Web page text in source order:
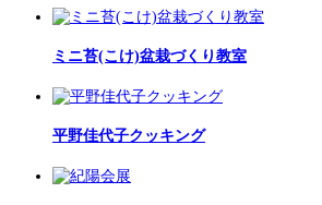
ミニ苔(こけ)盆栽づくり教室
平野佳代子クッキング